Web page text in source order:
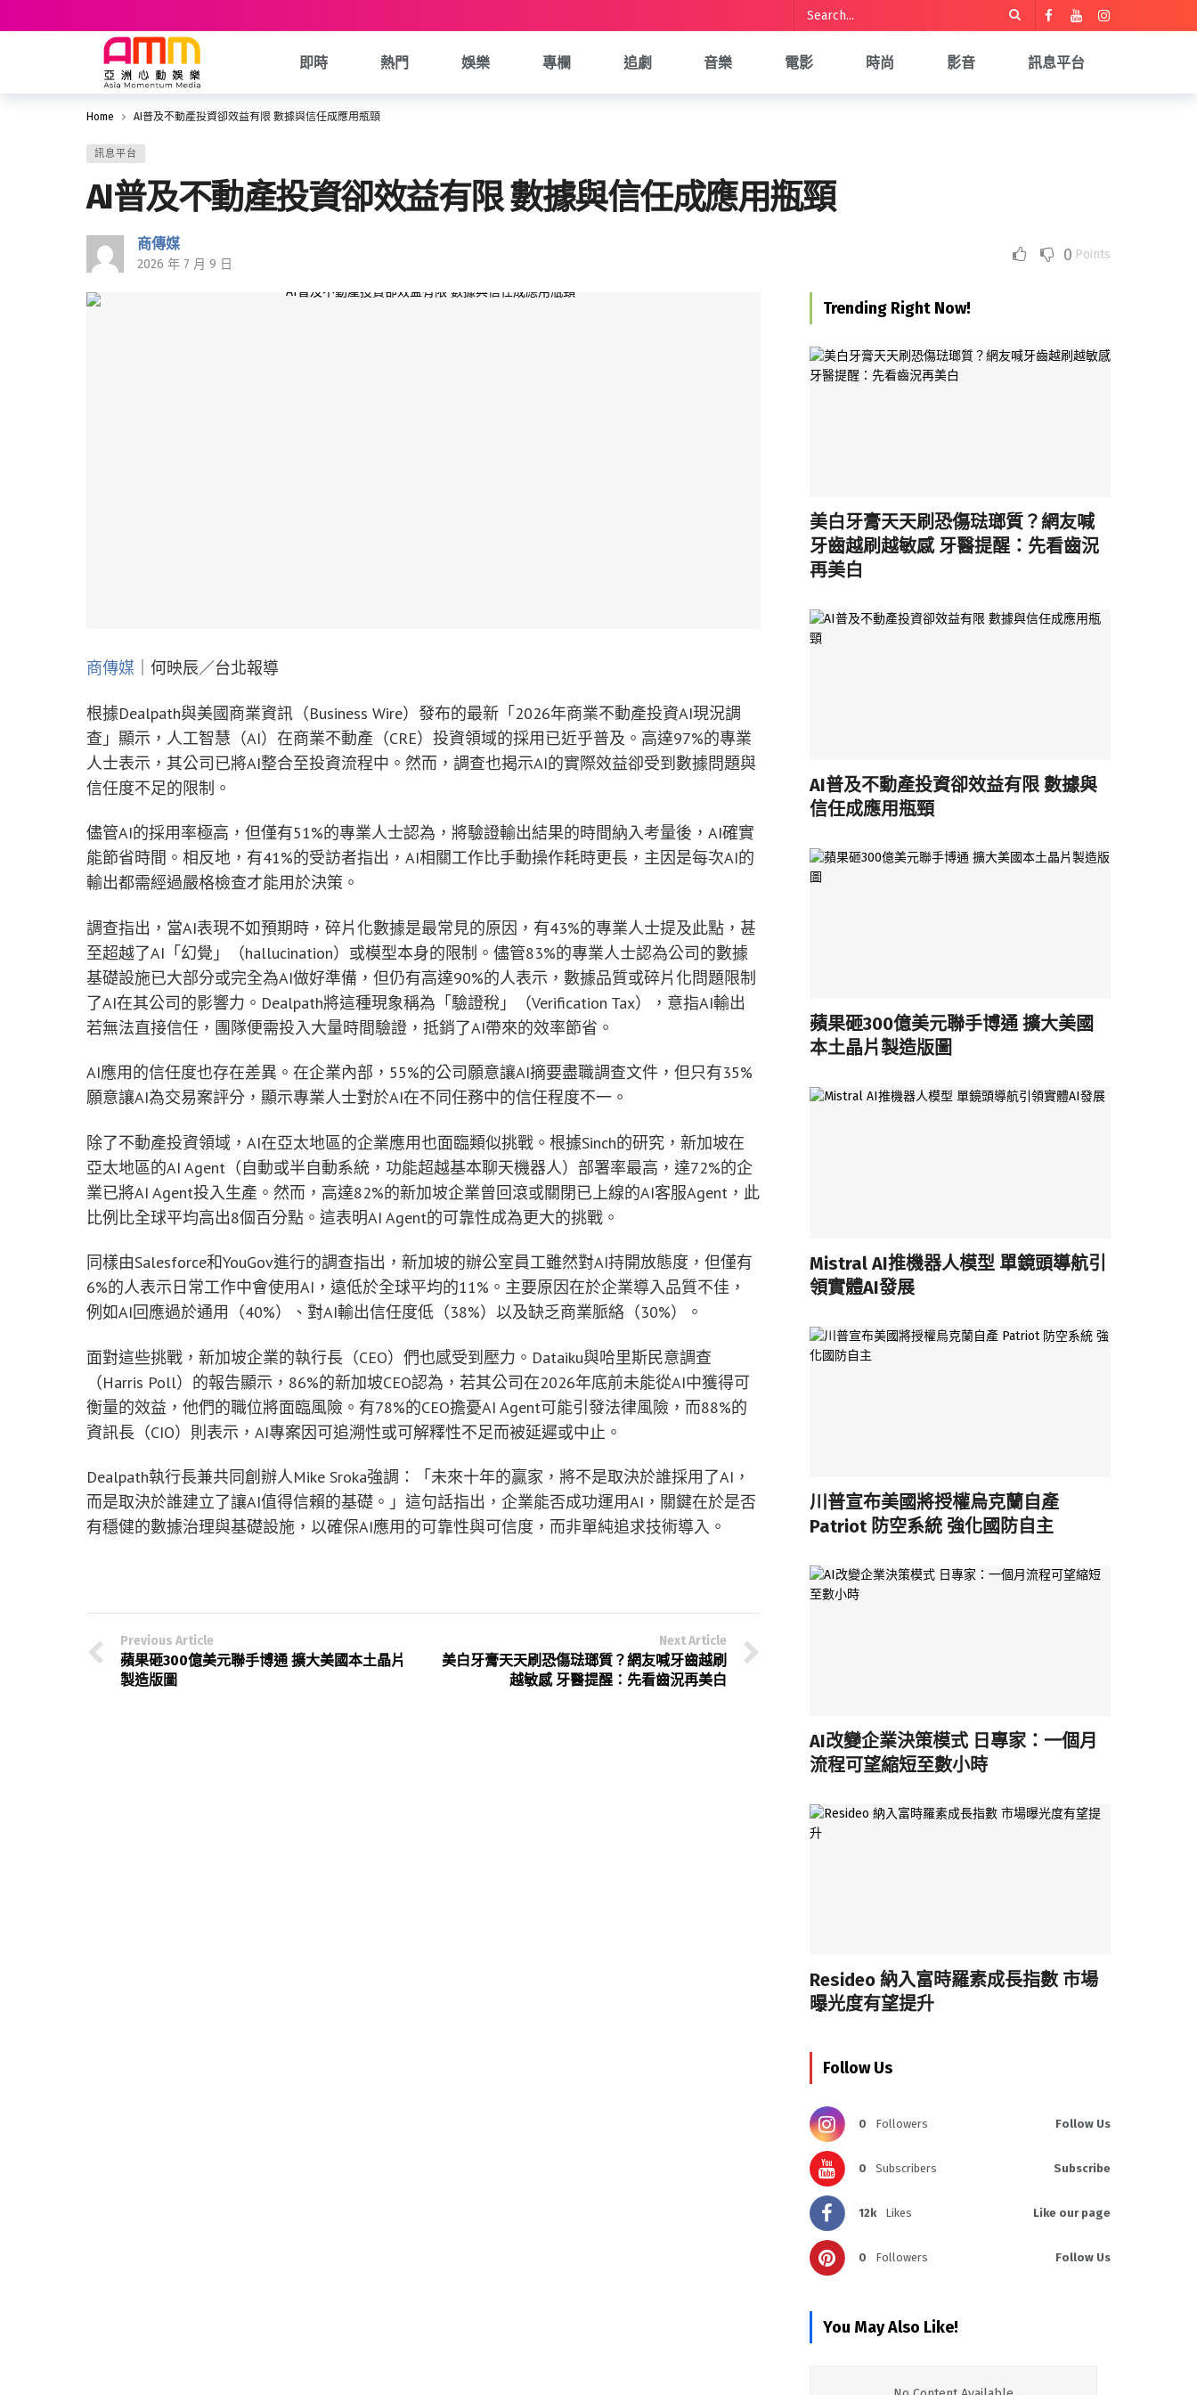
即時 熱門 娛樂 專欄 追劇 音樂 電影 時尚 影音 訊息平台
Home AI普及不動產投資卻效益有限 數據與信任成應用瓶頸
訊息平台
AI普及不動產投資卻效益有限 數據與信任成應用瓶頸
商傳媒
2026 年 7 月 9 日 0 Points
商傳媒 ｜何映辰／台北報導
根據Dealpath與美國商業資訊（Business Wire）發布的最新「2026年商業不動產投資AI現況調
查」顯示，人工智慧（AI）在商業不動產（CRE）投資領域的採用已近乎普及。高達97%的專業
人士表示，其公司已將AI整合至投資流程中。然而，調查也揭示AI的實際效益卻受到數據問題與
信任度不足的限制。
儘管AI的採用率極高，但僅有51%的專業人士認為，將驗證輸出結果的時間納入考量後，AI確實
能節省時間。相反地，有41%的受訪者指出，AI相關工作比手動操作耗時更長，主因是每次AI的
輸出都需經過嚴格檢查才能用於決策。
調查指出，當AI表現不如預期時，碎片化數據是最常見的原因，有43%的專業人士提及此點，甚
至超越了AI「幻覺」（hallucination）或模型本身的限制。儘管83%的專業人士認為公司的數據
基礎設施已大部分或完全為AI做好準備，但仍有高達90%的人表示，數據品質或碎片化問題限制
了AI在其公司的影響力。Dealpath將這種現象稱為「驗證稅」（Verification Tax），意指AI輸出
若無法直接信任，團隊便需投入大量時間驗證，抵銷了AI帶來的效率節省。
AI應用的信任度也存在差異。在企業內部，55%的公司願意讓AI摘要盡職調查文件，但只有35%
願意讓AI為交易案評分，顯示專業人士對於AI在不同任務中的信任程度不一。
除了不動產投資領域，AI在亞太地區的企業應用也面臨類似挑戰。根據Sinch的研究，新加坡在
亞太地區的AI Agent（自動或半自動系統，功能超越基本聊天機器人）部署率最高，達72%的企
業已將AI Agent投入生產。然而，高達82%的新加坡企業曾回滾或關閉已上線的AI客服Agent，此
比例比全球平均高出8個百分點。這表明AI Agent的可靠性成為更大的挑戰。
同樣由Salesforce和YouGov進行的調查指出，新加坡的辦公室員工雖然對AI持開放態度，但僅有
6%的人表示日常工作中會使用AI，遠低於全球平均的11%。主要原因在於企業導入品質不佳，
例如AI回應過於通用（40%）、對AI輸出信任度低（38%）以及缺乏商業脈絡（30%）。
面對這些挑戰，新加坡企業的執行長（CEO）們也感受到壓力。Dataiku與哈里斯民意調查
（Harris Poll）的報告顯示，86%的新加坡CEO認為，若其公司在2026年底前未能從AI中獲得可
衡量的效益，他們的職位將面臨風險。有78%的CEO擔憂AI Agent可能引發法律風險，而88%的
資訊長（CIO）則表示，AI專案因可追溯性或可解釋性不足而被延遲或中止。
Dealpath執行長兼共同創辦人Mike Sroka強調：「未來十年的贏家，將不是取決於誰採用了AI，
而是取決於誰建立了讓AI值得信賴的基礎。」這句話指出，企業能否成功運用AI，關鍵在於是否
有穩健的數據治理與基礎設施，以確保AI應用的可靠性與可信度，而非單純追求技術導入。
Previous Article
蘋果砸300億美元聯手博通 擴大美國本土晶片
製造版圖
Next Article
美白牙膏天天刷恐傷琺瑯質？網友喊牙齒越刷
越敏感 牙醫提醒：先看齒況再美白
Trending Right Now!
美白牙膏天天刷恐傷琺瑯質？網友喊
牙齒越刷越敏感 牙醫提醒：先看齒況
再美白
AI普及不動產投資卻效益有限 數據與
信任成應用瓶頸
蘋果砸300億美元聯手博通 擴大美國
本土晶片製造版圖
Mistral AI推機器人模型 單鏡頭導航引
領實體AI發展
川普宣布美國將授權烏克蘭自產
Patriot 防空系統 強化國防自主
AI改變企業決策模式 日專家：一個月
流程可望縮短至數小時
Resideo 納入富時羅素成長指數 市場
曝光度有望提升
Follow Us
0 Followers Follow Us
0 Subscribers Subscribe
12k Likes Like our page
0 Followers Follow Us
You May Also Like!